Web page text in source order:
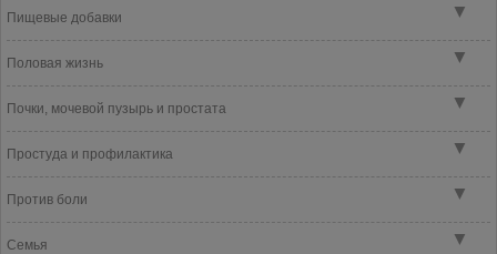
▼
Пищевые добавки
▼
Половая жизнь
▼
Почки, мочевой пузырь и простата
▼
Простуда и профилактика
▼
Против боли
▼
Семья